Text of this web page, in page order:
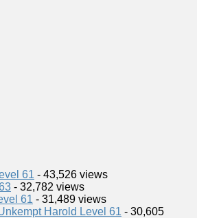
61 - 43,526 views
- 32,782 views
61 - 31,489 views
Harold Level 61 - 30,605